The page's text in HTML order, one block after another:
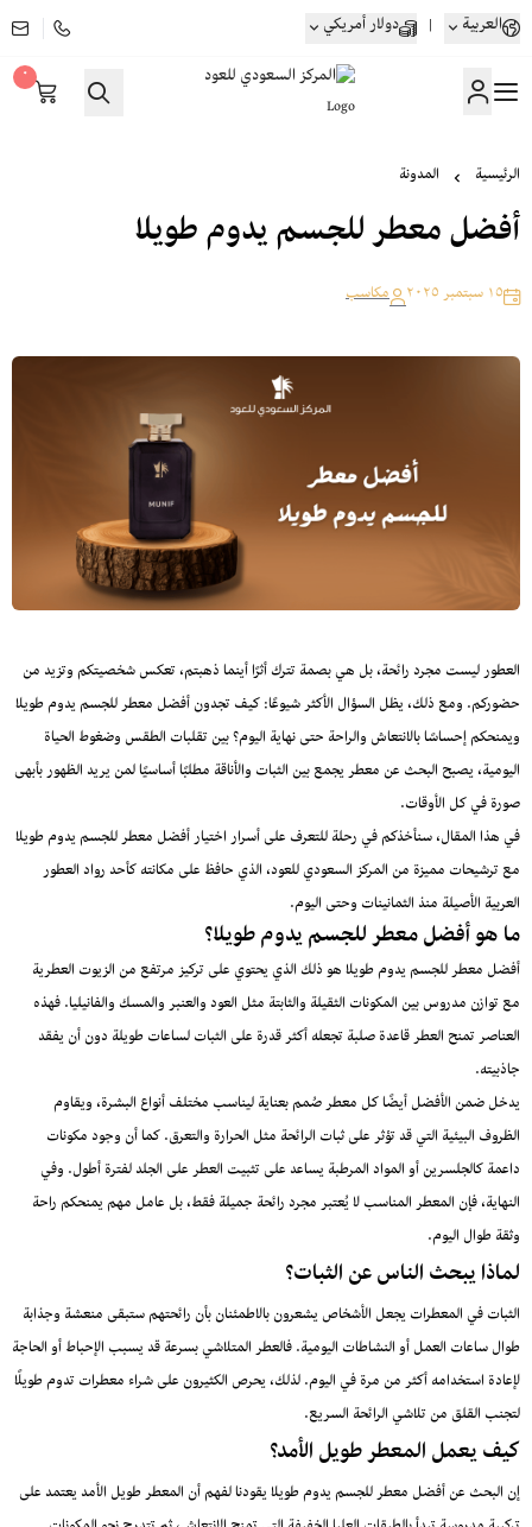
العربية | دولار أمريكي
المركز السعودي للعود
٠
الرئيسية المدونة
أفضل معطر للجسم يدوم طويلا
١٥ سبتمبر ٢٠٢٥ مكاسب
العطور ليست مجرد رائحة، بل هي بصمة تترك أثرًا أينما ذهبتم، تعكس شخصيتكم وتزيد من
حضوركم. ومع ذلك، يظل السؤال الأكثر شيوعًا: كيف تجدون أفضل معطر للجسم يدوم طويلا
ويمنحكم إحساسًا بالانتعاش والراحة حتى نهاية اليوم؟ بين تقلبات الطقس وضغوط الحياة
اليومية، يصبح البحث عن معطر يجمع بين الثبات والأناقة مطلبًا أساسيًا لمن يريد الظهور بأبهى
صورة في كل الأوقات.
في هذا المقال، سنأخذكم في رحلة للتعرف على أسرار اختيار أفضل معطر للجسم يدوم طويلا
مع ترشيحات مميزة من المركز السعودي للعود، الذي حافظ على مكانته كأحد رواد العطور
العربية الأصيلة منذ الثمانينات وحتى اليوم.
ما هو أفضل معطر للجسم يدوم طويلا؟
أفضل معطر للجسم يدوم طويلا هو ذلك الذي يحتوي على تركيز مرتفع من الزيوت العطرية
مع توازن مدروس بين المكونات الثقيلة والثابتة مثل العود والعنبر والمسك والفانيليا. فهذه
العناصر تمنح العطر قاعدة صلبة تجعله أكثر قدرة على الثبات لساعات طويلة دون أن يفقد
جاذبيته.
يدخل ضمن الأفضل أيضًا كل معطر صُمم بعناية ليناسب مختلف أنواع البشرة، ويقاوم
الظروف البيئية التي قد تؤثر على ثبات الرائحة مثل الحرارة والتعرق. كما أن وجود مكونات
داعمة كالجلسرين أو المواد المرطبة يساعد على تثبيت العطر على الجلد لفترة أطول. وفي
النهاية، فإن المعطر المناسب لا يُعتبر مجرد رائحة جميلة فقط، بل عامل مهم يمنحكم راحة
وثقة طوال اليوم.
لماذا يبحث الناس عن الثبات؟
الثبات في المعطرات يجعل الأشخاص يشعرون بالاطمئنان بأن رائحتهم ستبقى منعشة وجذابة
طوال ساعات العمل أو النشاطات اليومية. فالعطر المتلاشي بسرعة قد يسبب الإحباط أو الحاجة
لإعادة استخدامه أكثر من مرة في اليوم. لذلك، يحرص الكثيرون على شراء معطرات تدوم طويلًا
لتجنب القلق من تلاشي الرائحة السريع.
كيف يعمل المعطر طويل الأمد؟
إن البحث عن أفضل معطر للجسم يدوم طويلا يقودنا لفهم أن المعطر طويل الأمد يعتمد على